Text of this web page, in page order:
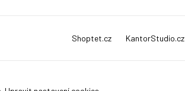
Shoptet.cz KantorStudio.cz